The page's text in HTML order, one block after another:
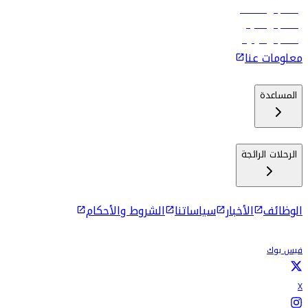
رحلات إلى مسقط
رحلات إلى ماليه
رحلات إلى كولومبو
معلومات عنا
المساعدة
الرحلات الرائجة
الوظائف الأخبار سياساتنا الشروط والأحكام
فيس بوك
X